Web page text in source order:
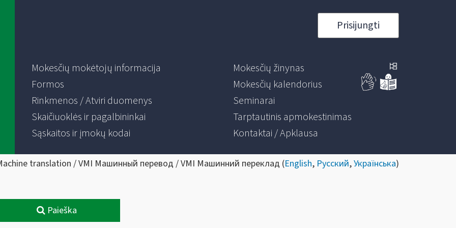
Prisijungti
Mokesčių mokėtojų informacija
Formos
Rinkmenos / Atviri duomenys
Skaičiuoklės ir pagalbininkai
Sąskaitos ir įmokų kodai
Mokesčių žinynas
Mokesčių kalendorius
Seminarai
Tarptautinis apmokestinimas
Kontaktai / Apklausa
translation / VMI Машинный перевод / VMI Машинний переклад (English, Русский,Українська)
Paieška